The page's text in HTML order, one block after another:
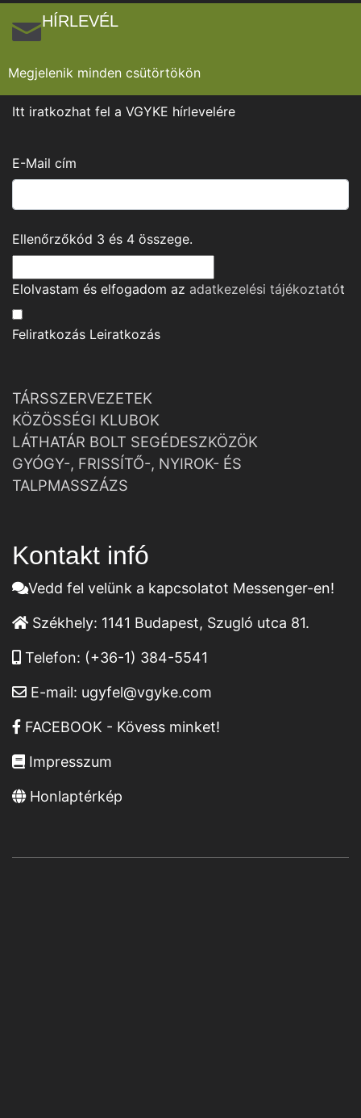
HÍRLEVÉL
Megjelenik minden csütörtökön
Itt iratkozhat fel a VGYKE hírlevelére
E-Mail cím
Ellenőrzőkód 3 és 4 összege.
Elolvastam és elfogadom az adatkezelési tájékoztatót
Feliratkozás Leiratkozás
TÁRSSZERVEZETEK
KÖZÖSSÉGI KLUBOK
LÁTHATÁR BOLT SEGÉDESZKÖZÖK
GYÓGY-, FRISSÍTŐ-, NYIROK- ÉS
TALPMASSZÁZS
Kontakt infó
Vedd fel velünk a kapcsolatot Messenger-en!
Székhely: 1141 Budapest, Szugló utca 81.
Telefon: (+36-1) 384-5541
E-mail: ugyfel@vgyke.com
FACEBOOK - Kövess minket!
Impresszum
Honlaptérkép